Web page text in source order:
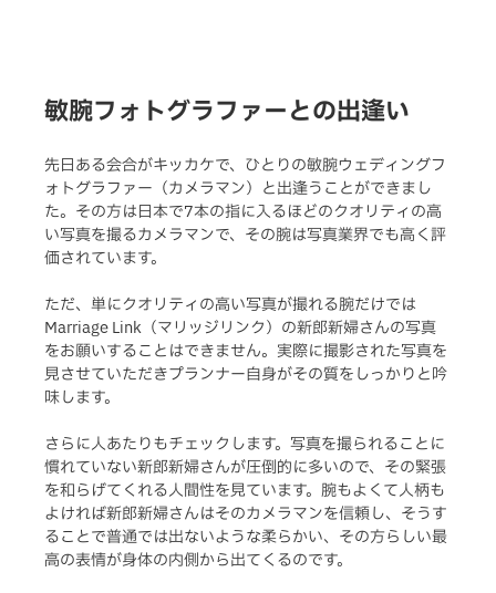
敏腕フォトグラファーとの出逢い
先日ある会合がキッカケで、ひとりの敏腕ウェディングフ
ォトグラファー（カメラマン）と出逢うことができまし
た。その方は日本で7本の指に入るほどのクオリティの高
い写真を撮るカメラマンで、その腕は写真業界でも高く評
価されています。
ただ、単にクオリティの高い写真が撮れる腕だけでは
Marriage Link（マリッジリンク）の新郎新婦さんの写真
をお願いすることはできません。実際に撮影された写真を
見させていただきプランナー自身がその質をしっかりと吟
味します。
さらに人あたりもチェックします。写真を撮られることに
慣れていない新郎新婦さんが圧倒的に多いので、その緊張
を和らげてくれる人間性を見ています。腕もよくて人柄も
よければ新郎新婦さんはそのカメラマンを信頼し、そうす
ることで普通では出ないような柔らかい、その方らしい最
高の表情が身体の内側から出てくるのです。